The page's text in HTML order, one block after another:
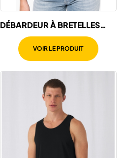
DÉBARDEUR À BRETELLES
FEMME
VOIR LE PRODUIT